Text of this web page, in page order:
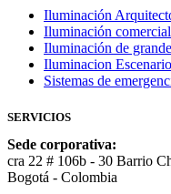
Iluminación
Iluminación comercial
Iluminación de
Iluminacion
Sistemas de
SERVICIOS
Sede corporativa:
cra 22 # 106b - 30 Barrio
Bogotá - Colombia